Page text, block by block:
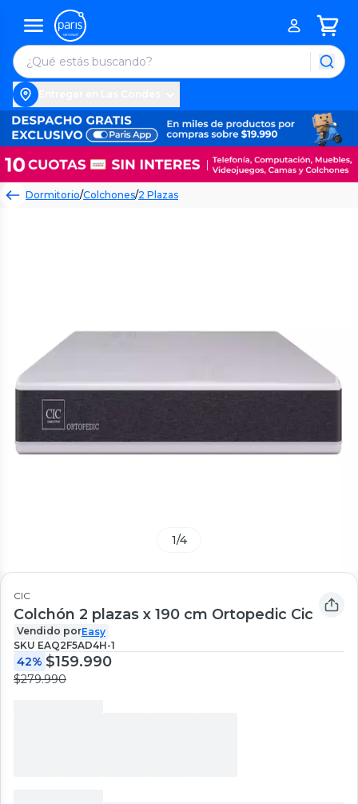
Dormitorio/Colchones/2 Plazas
1/4
CIC
Colchón 2 plazas x 190 cm Ortopedic Cic
Vendido porEasy
SKU EAQ2F5AD4H-1
42% $159.990
$279.990